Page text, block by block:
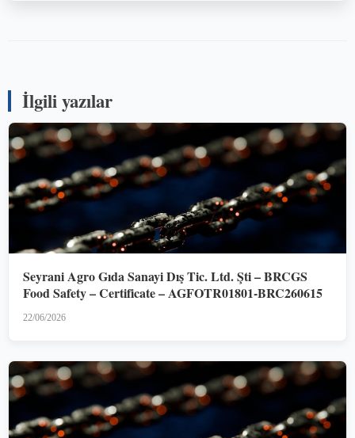
İlgili yazılar
Seyrani Agro Gıda Sanayi Dış Tic. Ltd. Şti – BRCGS
Food Safety – Certificate – AGFOTR01801-BRC260615
22/06/2026